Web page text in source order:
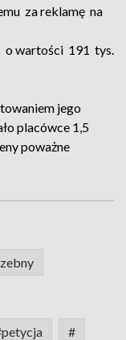
za reklamę na
o wartości 191 tys.
jego
placówce 1,5
poważne
#